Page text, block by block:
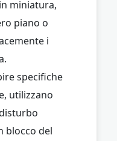
miniatura,
piano o
i
specifiche
utilizzano
blocco del